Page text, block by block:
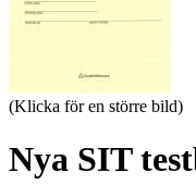
(Klicka för en större bild)
Nya SIT